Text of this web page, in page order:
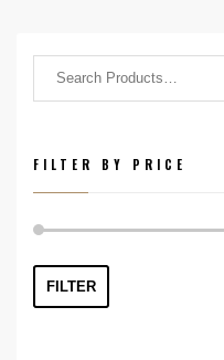
FILTER BY PRICE
FILTER